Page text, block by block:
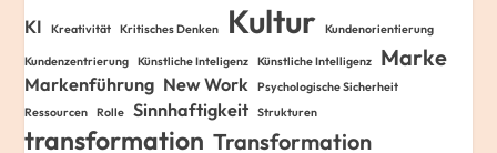
KI Kreativität Kritisches Denken Kultur Kundenorientierung
Kundenzentrierung Künstliche Inteligenz Künstliche Intelligenz Marke
Markenführung New Work
Psychologische Sicherheit
Ressourcen
Rolle Sinnhaftigkeit Strukturen
transformation Transformation